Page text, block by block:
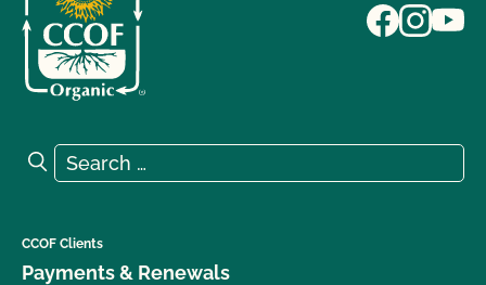
Search for:
Search
CCOF Clients
Payments & Renewals